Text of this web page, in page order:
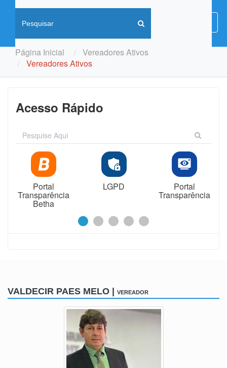
de
Página Inicial
Vereadores Ativos
Vereadores Ativos
Acesso Rápido
Portal
Transparência
Betha
LGPD Portal
Transparência
VALDECIR PAES MELO | VEREADOR